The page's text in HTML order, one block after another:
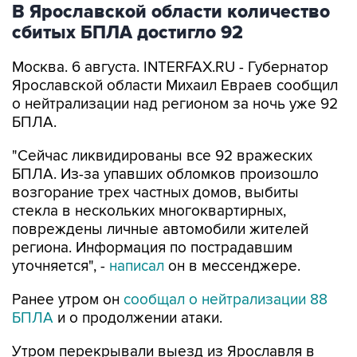
В Ярославской области количество
сбитых БПЛА достигло 92
Москва. 6 августа. INTERFAX.RU - Губернатор
Ярославской области Михаил Евраев сообщил
о нейтрализации над регионом за ночь уже 92
БПЛА.
"Сейчас ликвидированы все 92 вражеских
БПЛА. Из-за упавших обломков произошло
возгорание трех частных домов, выбиты
стекла в нескольких многоквартирных,
повреждены личные автомобили жителей
региона. Информация по пострадавшим
уточняется", - написал он в мессенджере.
Ранее утром он сообщал о нейтрализации 88
БПЛА и о продолжении атаки.
Утром перекрывали выезд из Ярославля в